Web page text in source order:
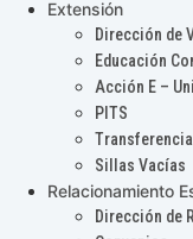
Extensión
Dirección de
Educación
Acción E –
PITS
Sillas Vacías
Relacionamiento
Dirección de